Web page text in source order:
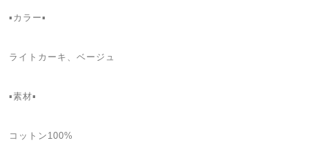
▪️カラー▪️
ライトカーキ、ベージュ
▪️素材▪️
コットン100%